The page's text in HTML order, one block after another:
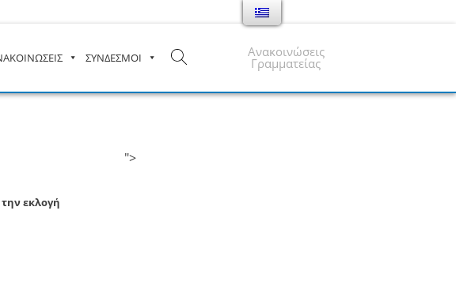
ΣΥΝΔΕΣΜΟΙ Ανακοινώσεις
Γραμματείας
εκλογή
">